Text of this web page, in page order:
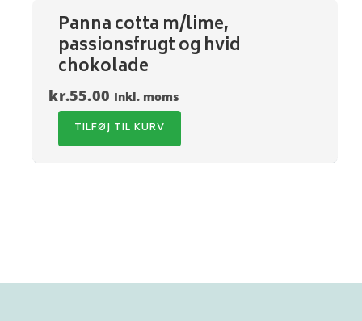
Panna cotta m/lime,
passionsfrugt og hvid
chokolade
kr.55.00 Inkl. moms
TILFØJ TIL KURV